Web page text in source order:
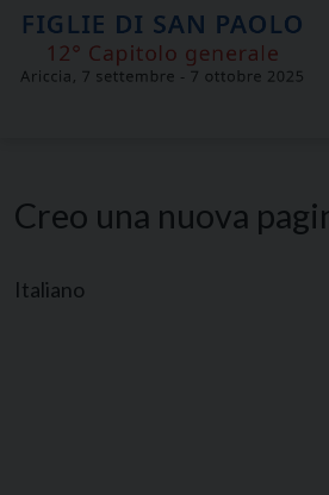
Skip
content
Creo una nuova
Italiano